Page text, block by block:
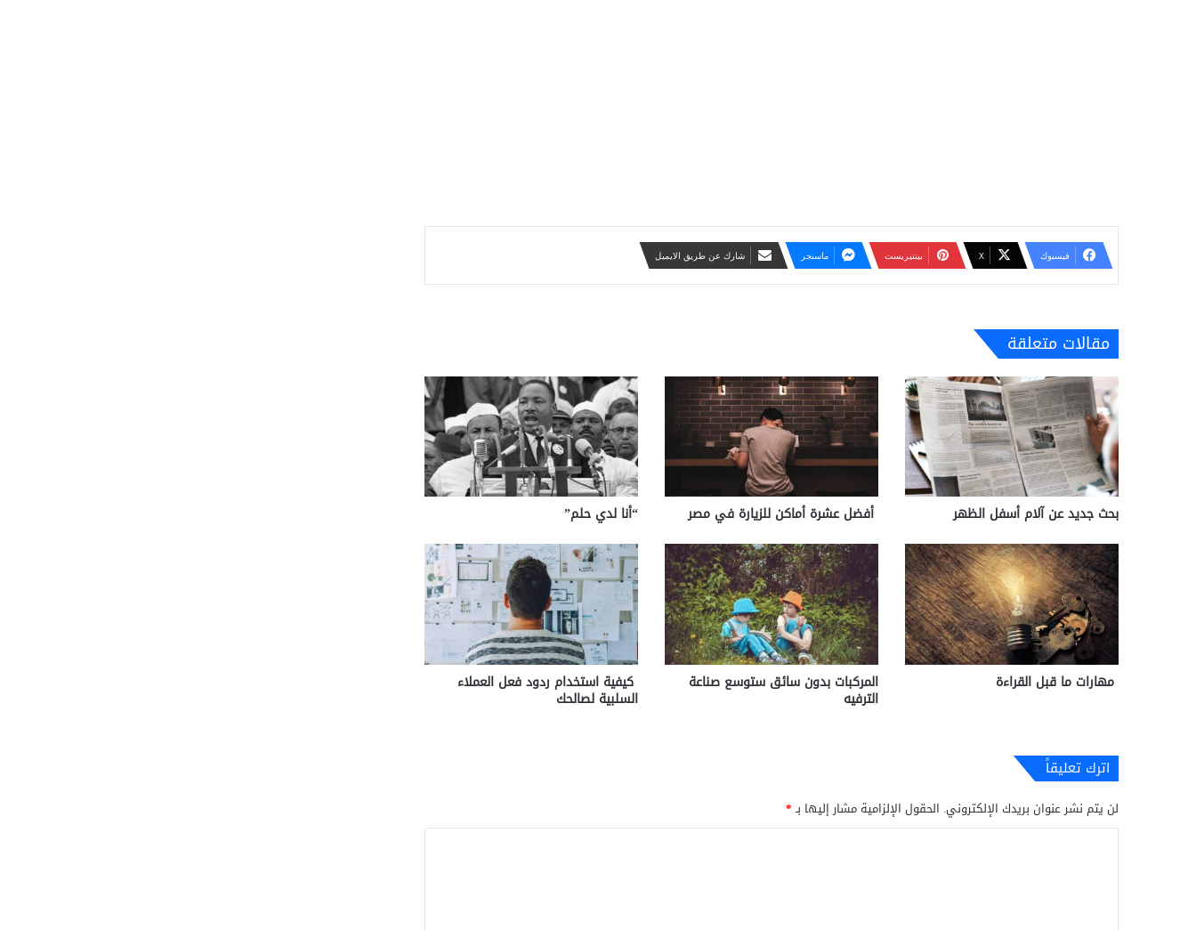
فيسبوك ‫X بينتيريست ماسنجر شارك عن طريق الايميل
مقالات متعلقة
بحث جديد عن آلام أسفل الظهر أفضل عشرة أماكن للزيارة في مصر “أنا لدي حلم”
مهارات ما قبل القراءة المركبات بدون سائق ستوسع صناعة
الترفيه
كيفية استخدام ردود فعل العملاء
السلبية لصالحك
اترك تعليقاً
لن يتم نشر عنوان بريدك الإلكتروني. الحقول الإلزامية مشار إليها بـ*